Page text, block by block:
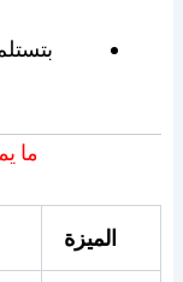
ما
الميزة